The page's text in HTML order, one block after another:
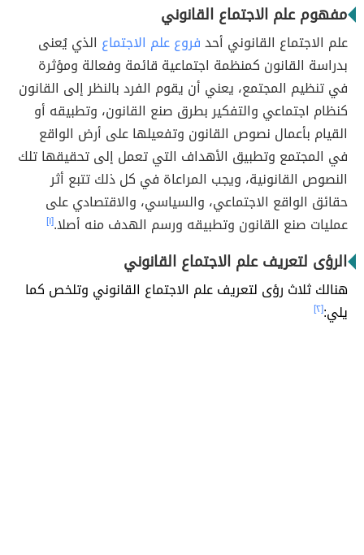
مفهوم علم الاجتماع القانوني
علم الاجتماع القانوني أحدفروع علم الاجتماع الذي يُعنى
بدراسة القانون كمنظمة اجتماعية قائمة وفعالة ومؤثرة
في تنظيم المجتمع، يعني أن يقوم الفرد بالنظر إلى القانون
كنظام اجتماعي والتفكير بطرق صنع القانون، وتطبيقه أو
القيام بأعمال نصوص القانون وتفعيلها على أرض الواقع
في المجتمع وتطبيق الأهداف التي تعمل إلى تحقيقها تلك
النصوص القانونية، ويجب المراعاة في كل ذلك تتبع أثر
حقائق الواقع الاجتماعي، والسياسي، والاقتصادي على
عمليات صنع القانون وتطبيقه ورسم الهدف منه أصلا.[١]
الرؤى لتعريف علم الاجتماع القانوني
هنالك ثلاث رؤى لتعريف علم الاجتماع القانوني وتلخص كما
يلي:[٢]